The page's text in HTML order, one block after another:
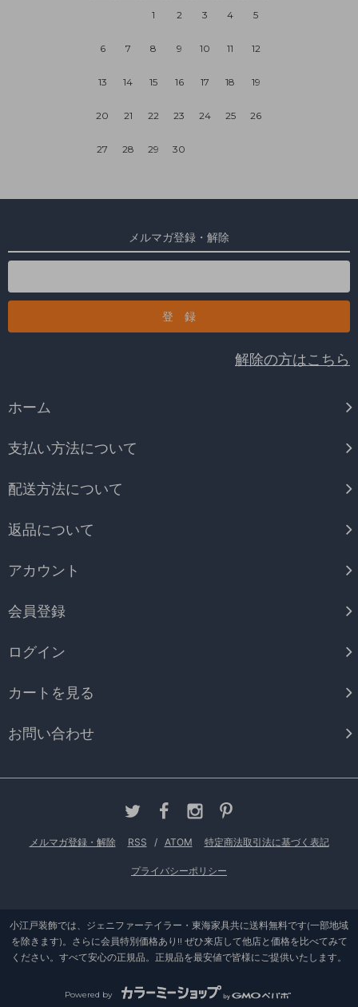
1 2 3 4 5
6 7 8 9 10 11 12
13 14 15 16 17 18 19
20 21 22 23 24 25 26
27 28 29 30
メルマガ登録・解除
解除の方はこちら
ホーム
支払い方法について
配送方法について
返品について
アカウント
会員登録
ログイン
カートを見る
お問い合わせ
メルマガ登録・解除 RSS / ATOM 特定商法取引法に基づく表記
プライバシーポリシー
小江戸装飾では、ジェニファーテイラー・東海家具共に送料無料です(一部地域
を除きます)。さらに会員特別価格あり!! ぜひ来店して他店と価格を比べてみて
ください。すべて安心の正規品。正規品を最安値で皆様にご提供いたします。
Powered by